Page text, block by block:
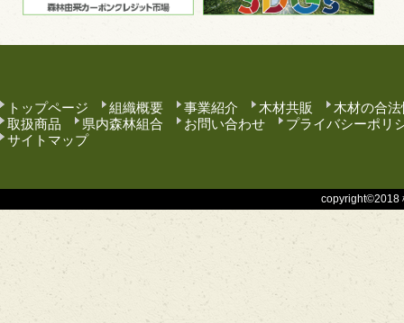
トップページ 組織概要 事業紹介 木材共販
木材の合
取扱商品
県内森林組合 お問い合わせ
プライバシーポリ
サイトマップ
copyright©2018